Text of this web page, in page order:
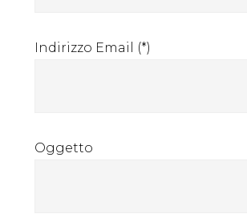
Indirizzo Email (*)
Oggetto